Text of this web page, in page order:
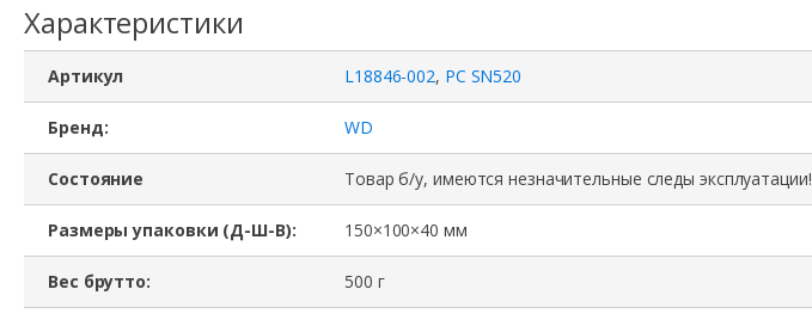
Характеристики
Артикул L18846-002, PC SN520
Бренд: WD
Состояние Товар б/у, имеются незначительные следы эксплуатации!
Размеры упаковки (Д-Ш-В): 150×100×40 мм
Вес брутто: 500 г